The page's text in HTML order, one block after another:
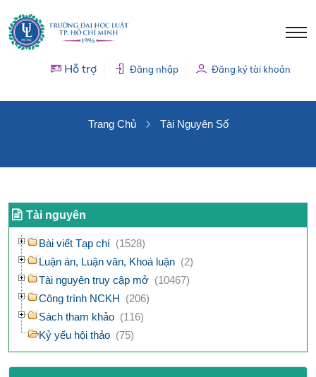
Hỗ trợ Đăng nhập Đăng ký tài khoản
Trang Chủ Tài Nguyên Số
Tài nguyên
Bài viết Tạp chí (1528)
Luận án, Luận văn, Khoá luận (2)
Tài nguyên truy cập mở (10467)
Công trình NCKH (206)
Sách tham khảo (116)
Kỷ yếu hội thảo (75)